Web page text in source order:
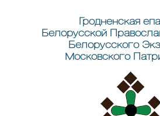
Гродненская
Белорусской
Белорусского
Московского